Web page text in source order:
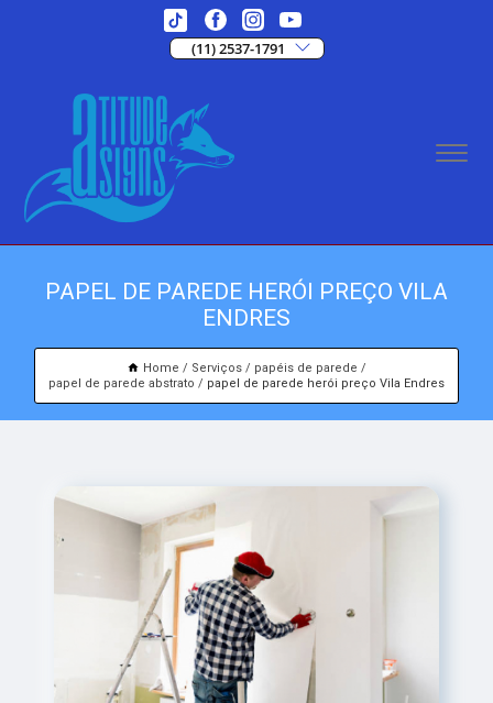
(11) 2537-1791
PAPEL DE PAREDE HERÓI PREÇO VILA
ENDRES
Home Serviços
papéis de parede
papel de parede abstrato
papel de parede herói preço Vila Endres